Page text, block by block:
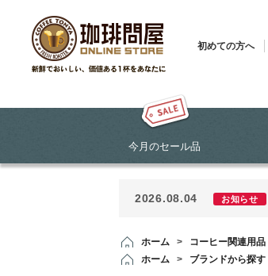
初めての方へ
今月のセール品
2026.08.04 お知らせ
ホーム > コーヒー関連用品
ホーム
> ブランドから探す